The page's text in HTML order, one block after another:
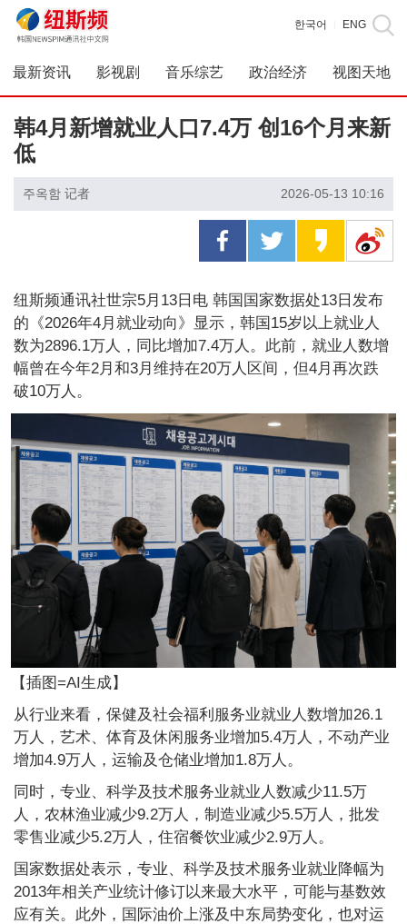
한국어 ENG
最新资讯 影视剧 音乐综艺 政治经济 视图天地
韩4月新增就业人口7.4万 创16个月来新
低
주옥함 记者 2026-05-13 10:16
纽斯频通讯社世宗5月13日电 韩国国家数据处13日发布
的《2026年4月就业动向》显示，韩国15岁以上就业人
数为2896.1万人，同比增加7.4万人。此前，就业人数增
幅曾在今年2月和3月维持在20万人区间，但4月再次跌
破10万人。
【插图=AI生成】
从行业来看，保健及社会福利服务业就业人数增加26.1
万人，艺术、体育及休闲服务业增加5.4万人，不动产业
增加4.9万人，运输及仓储业增加1.8万人。
同时，专业、科学及技术服务业就业人数减少11.5万
人，农林渔业减少9.2万人，制造业减少5.5万人，批发
零售业减少5.2万人，住宿餐饮业减少2.9万人。
国家数据处表示，专业、科学及技术服务业就业降幅为
2013年相关产业统计修订以来最大水平，可能与基数效
应有关。此外，国际油价上涨及中东局势变化，也对运